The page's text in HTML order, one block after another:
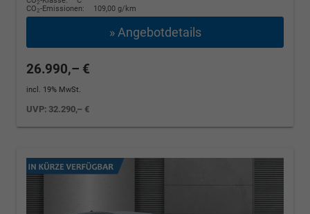
2
CO2-Emissionen: 109,00 g/km
» Angebotdetails
26.990,– €
incl. 19% MwSt.
UVP: 32.290,– €